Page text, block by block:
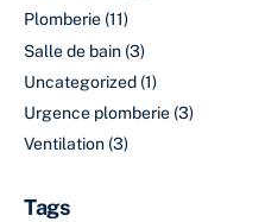
Plomberie (11)
Salle de bain (3)
Uncategorized (1)
Urgence plomberie (3)
Ventilation (3)
Tags